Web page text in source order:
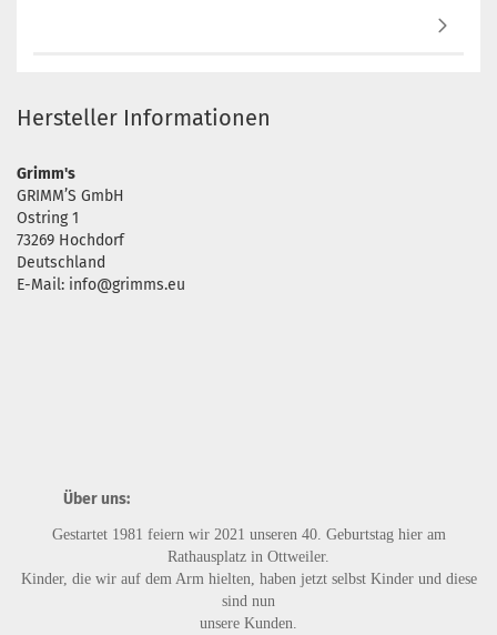
Hersteller Informationen
Grimm's
GRIMM’S GmbH
Ostring 1
73269 Hochdorf
Deutschland
E-Mail: info@grimms.eu
Über uns:
Gestartet 1981 feiern wir 2021 unseren 40. Geburtstag hier am
Rathausplatz in Ottweiler.
Kinder, die wir auf dem Arm hielten, haben jetzt selbst Kinder und diese
sind nun
unsere Kunden.